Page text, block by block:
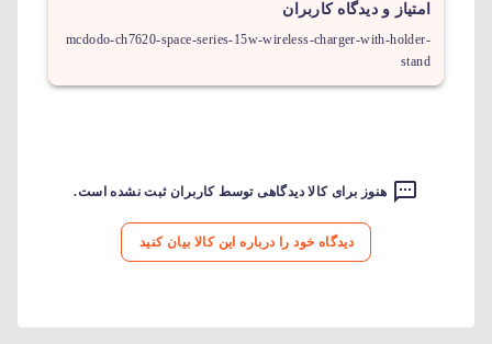
امتیاز و دیدگاه کاربران
mcdodo-ch7620-space-series-15w-wireless-charger-with-holder-
stand
هنوز برای کالا دیدگاهی توسط کاربران ثبت نشده است.
دیدگاه خود را درباره این کالا بیان کنید